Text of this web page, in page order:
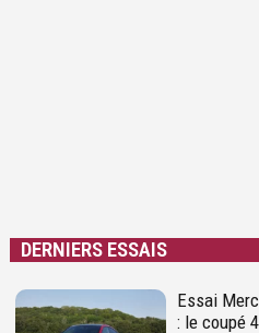
DERNIERS ESSAIS
Essai
: le coupé